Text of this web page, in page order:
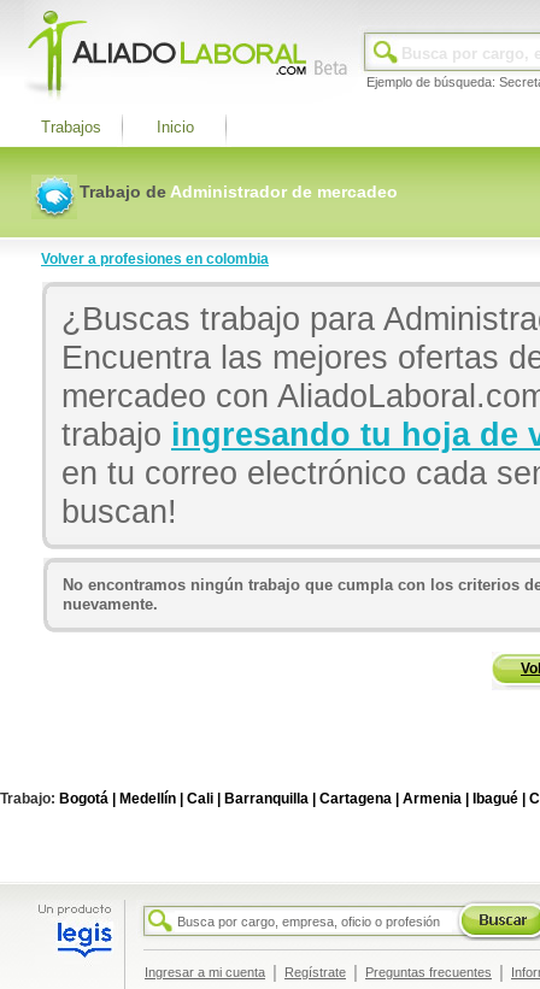
Ejemplo de búsqueda:
Trabajos Inicio
Trabajo deAdministrador de mercadeo
Volver a profesiones en colombia
¿Buscas trabajo para
Encuentra las mejores ofertas
mercadeo con
trabajo ingresando tu hoja de
en tu correo electrónico cada
buscan!
No encontramos ningún trabajo que cumpla con los criterios
nuevamente.
Trabajo: Bogotá | Medellín | Cali | Barranquilla | Cartagena | Armenia | Ibagué |
Ingresar a mi cuenta | Regístrate | Preguntas frecuentes |